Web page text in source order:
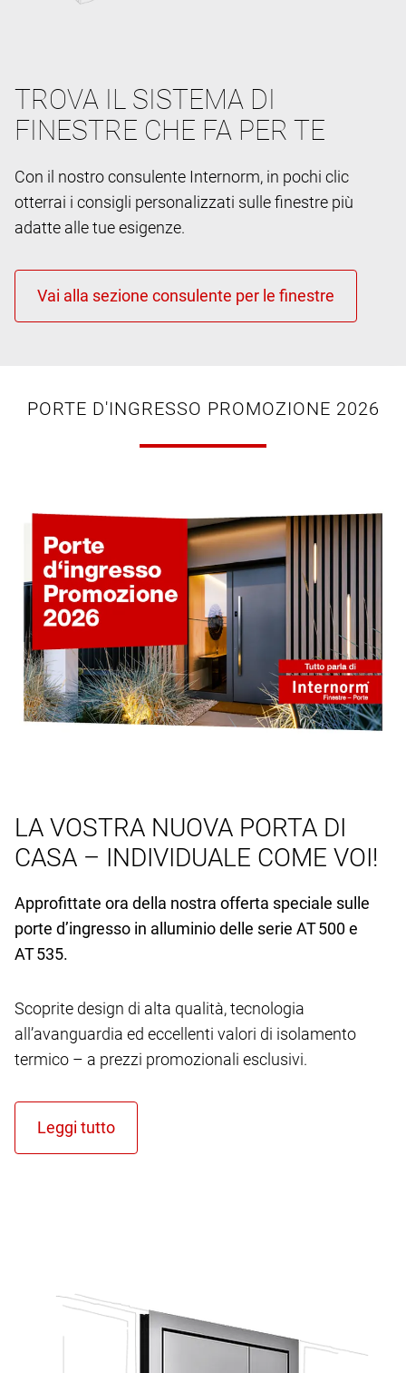
TROVA IL SISTEMA DI
FINESTRE CHE FA PER TE
Con il nostro consulente Internorm, in pochi clic
otterrai i consigli personalizzati sulle finestre più
adatte alle tue esigenze.
PORTE D'INGRESSO PROMOZIONE 2026
LA VOSTRA NUOVA PORTA DI
CASA – INDIVIDUALE COME VOI!
Approfittate ora della nostra offerta speciale sulle
porte d’ingresso in alluminio delle serie AT 500 e
AT 535.
Scoprite design di alta qualità, tecnologia
all’avanguardia ed eccellenti valori di isolamento
termico – a prezzi promozionali esclusivi.